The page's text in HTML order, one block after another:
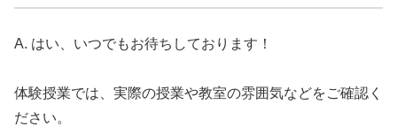
A. はい、いつでもお待ちしております！
体験授業では、実際の授業や教室の雰囲気などをご確認く
ださい。